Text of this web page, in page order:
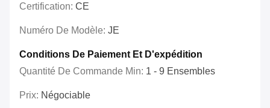
Certification: CE
Numéro De Modèle: JE
Conditions De Paiement Et D'expédition
Quantité De Commande Min: 1 - 9 Ensembles
Prix: Négociable